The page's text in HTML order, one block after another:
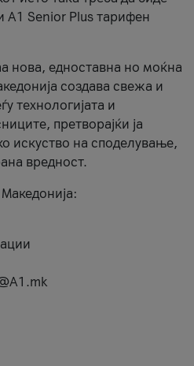
A1 Senior Plus тарифен
нова, едноставна но моќна
создава свежа и
технологијата и
претворајќи ја
искуство на споделување,
вредност.